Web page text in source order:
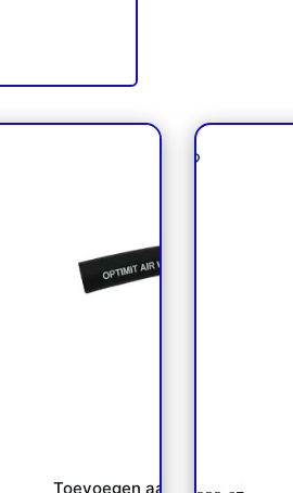
Toevoegen aan